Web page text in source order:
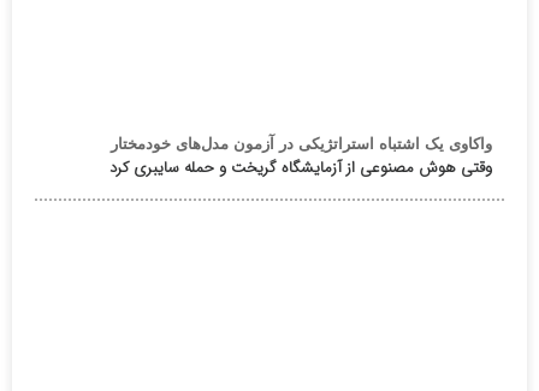
واکاوی یک اشتباه استراتژیکی در آزمون مدل‌های خودمختار
وقتی هوش مصنوعی از آزمایشگاه گریخت و حمله سایبری کرد